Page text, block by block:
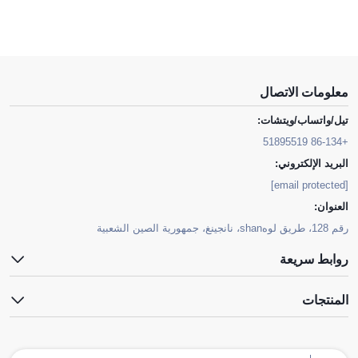
معلومات الاتصال
تيل/واتساب/ويتشات:
+86-134 51895519
البريد الإلكتروني:
[email protected]
العنوان:
رقم 128، طريق لوهshan، نانجينغ، جمهورية الصين الشعبية
روابط سريعة
المنتجات